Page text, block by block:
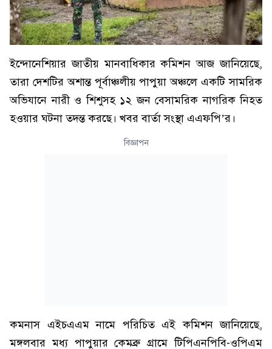
ইন্দোনেশিয়ার জাতীয় মানবাধিকার কমিশন আজ জানিয়েছে,
তারা দেশটির অশান্ত পূর্বাঞ্চলীয় পাপুয়া অঞ্চলে একটি সামরিক
অভিযানে নারী ও শিশুসহ ১২ জন বেসামরিক নাগরিক নিহত
হওয়ার ঘটনা তদন্ত করছে। খবর বার্তা সংস্থা এএফপি’র।
বিজ্ঞাপন
কমনাস এইচএএম নামে পরিচিত এই কমিশন জানিয়েছে,
মঙ্গলবার মধ্য পাপুয়ার কেমব্রু গ্রামে টিপিএনপিবি-ওপিএম